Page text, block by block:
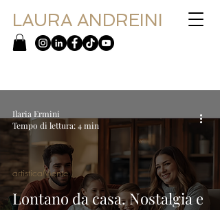
LAURA ANDREINI
Lontano da casa. Nostalgia e
artisticaMente
Ilaria Ermini
Tempo di lettura: 4 min